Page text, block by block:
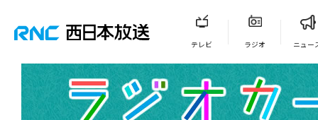
テレビ ラジオ ニュー